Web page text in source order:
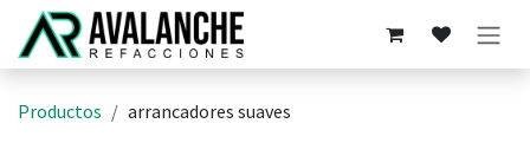
Ir al contenido
Productos arrancadores suaves